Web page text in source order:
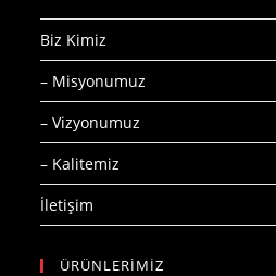
Biz Kimiz
– Misyonumuz
– Vizyonumuz
– Kalitemiz
İletişim
ÜRÜNLERİMİZ